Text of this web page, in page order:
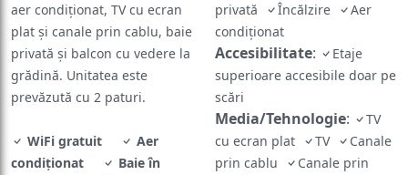
aer condiționat, TV cu ecran
plat și canale prin cablu, baie
privată și balcon cu vedere la
grădină. Unitatea este
prevăzută cu 2 paturi.
WiFi gratuit
Aer
condiționat
Baie în
privată
Încălzire
Aer
condiționat
Accesibilitate:
Etaje
superioare accesibile doar pe
scări
Media/Tehnologie:
TV
cu ecran plat
TV
Canale
prin cablu
Canale prin